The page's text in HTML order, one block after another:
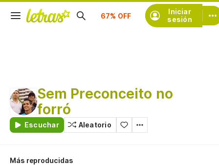
Iniciar
sesión
Suscríbete
Sem Preconceito no
forró
Escuchar Aleatorio
Más reproducidas